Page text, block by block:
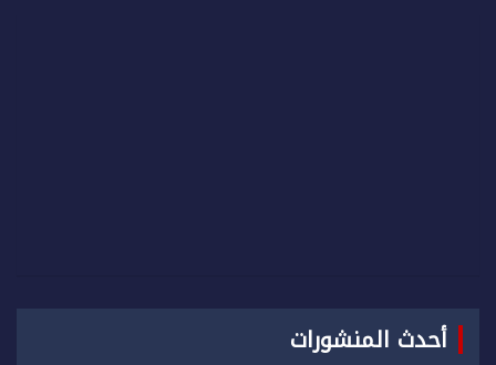
أحدث المنشورات